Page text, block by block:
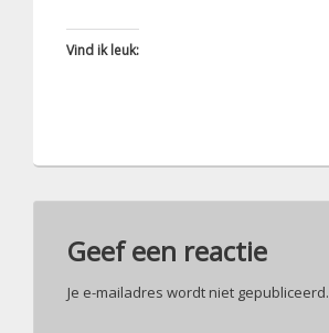
Vind ik leuk:
Geef een reactie
Je e-mailadres wordt niet gepubliceerd.